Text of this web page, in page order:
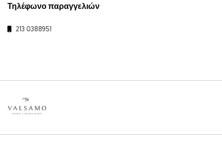
Τηλέφωνο παραγγελιών
213 0388951